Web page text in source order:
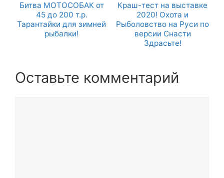
Битва МОТОСОБАК от
45 до 200 т.р.
Тарантайки для зимней
рыбалки!
Краш-тест на выставке
2020! Охота и
Рыболовство на Руси по
версии Снасти
Здрасьте!
Оставьте комментарий